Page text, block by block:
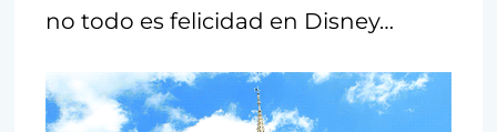
no todo es felicidad en Disney…